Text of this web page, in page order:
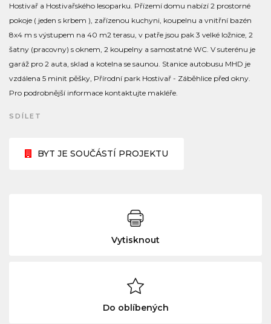
Hostivař a Hostivařského lesoparku. Přízemí domu nabízí 2 prostorné
pokoje ( jeden s krbem ), zařízenou kuchyni, koupelnu a vnitřní bazén
8x4 m s výstupem na 40 m2 terasu, v patře jsou pak 3 velké ložnice, 2
šatny (pracovny) s oknem, 2 koupelny a samostatné WC. V suterénu je
garáž pro 2 auta, sklad a kotelna se saunou. Stanice autobusu MHD je
vzdálena 5 minit pěšky, Přírodní park Hostivař - Záběhlice před okny.
Pro podrobnější informace kontaktujte makléře.
SDÍLET
BYT JE SOUČÁSTÍ PROJEKTU
Vytisknout
Do oblíbených